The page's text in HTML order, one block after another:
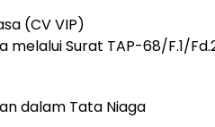
(CV VIP)
Surat TAP-68/F.1/
dalam Tata Niaga